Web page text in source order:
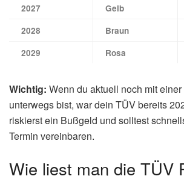
2027 Gelb
2028 Braun
2029 Rosa
Wichtig: Wenn du aktuell noch mit
unterwegs bist, war dein TÜV bereits
riskierst ein Bußgeld und solltest
Termin vereinbaren.
Wie liest man die TÜV